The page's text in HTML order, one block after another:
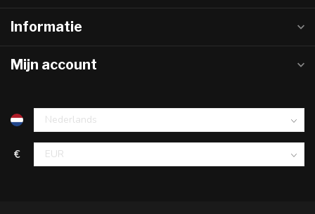
Informatie
Mijn account
€